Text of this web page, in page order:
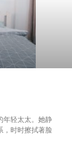
年轻太太。她静
，时时擦拭著脸